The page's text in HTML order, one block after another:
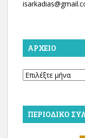
ΑΡΧΕΊΟ
Αρχείο
ΠΕΡΙΟΔΙΚΌ